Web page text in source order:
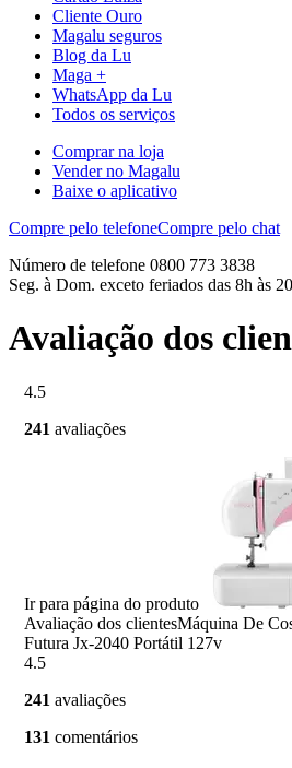
Cliente Ouro
Magalu seguros
Blog da Lu
Maga +
WhatsApp da Lu
Todos os serviços
Comprar na loja
Vender no Magalu
Baixe o aplicativo
Compre pelo telefoneCompre pelo chat
Número de telefone 0800 773 3838
Seg. à Dom. exceto feriados das 8h às
Avaliação dos
4.5
241 avaliações
Ir para página do produto
Avaliação dos clientesMáquina De
Futura Jx-2040 Portátil 127v
4.5
241 avaliações
131 comentários